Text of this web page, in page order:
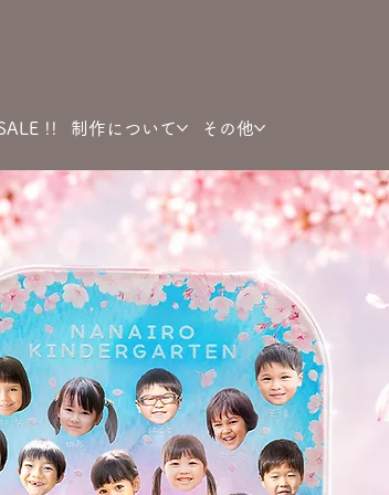
!! 制作について その他